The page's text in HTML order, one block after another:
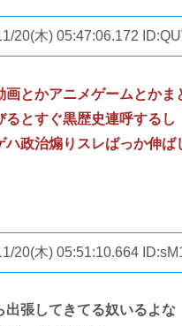
20(木) 05:47:06.172
画とかアニメゲームとかま
るとすぐ黒歴史連呼するし
ハ政治煽りスレばっか伸ば
20(木) 05:51:10.664
出張してきてる奴いるよな